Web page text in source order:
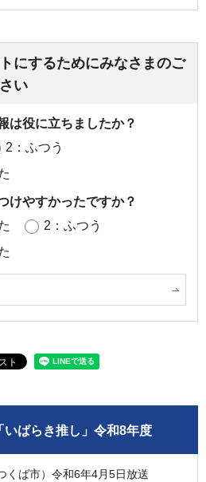
にするためにみなさまのご
い
は役に立ちましたか？
2：ふつう
けやすかったですか？
2：ふつう
いばらき推し」令和8年度
くば市）令和6年4月5日放送